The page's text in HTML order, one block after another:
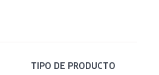
TIPO DE PRODUCTO